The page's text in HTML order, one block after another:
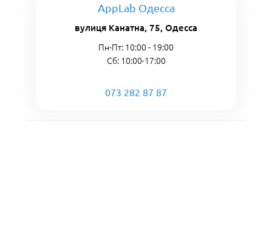
AppLab Одесса
вулиця Канатна, 75, Одесса
Пн-Пт: 10:00 - 19:00
Сб: 10:00-17:00
073 282 87 87